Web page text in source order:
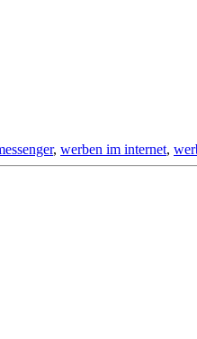
, werben im internet,